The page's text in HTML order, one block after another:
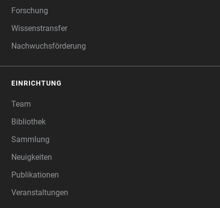
Forschung
Wissenstransfer
Nachwuchsförderung
EINRICHTUNG
Team
Bibliothek
Sammlung
Neuigkeiten
Publikationen
Veranstaltungen